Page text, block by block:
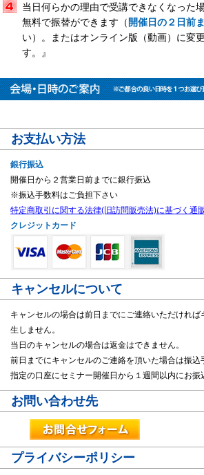
当日何らかの理由で受講できなくなった
無料で振替ができます（ 開催日の２日前
い）。またはオンライン版（動画）に変
す。』
お支払い方法
銀行振込
開催日から２営業日前までに銀行振込
※振込手数料はご負担下さい
特定商取引に関する法律(旧訪問販売法)に基づく通
クレジットカード
キャンセルについて
キャンセルの場合は前日までにご連絡いただけれ
生しません。
当日のキャンセルの場合は返金はできません。
前日までにキャンセルのご連絡を頂いた場合は振
指定の口座にセミナー開催日から１週間以内にお振
お問い合わせ先
プライバシーポリシー